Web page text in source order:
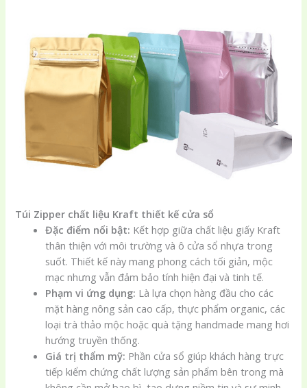
Túi Zipper chất liệu Kraft thiết kế cửa sổ
Đặc điểm nổi bật: Kết hợp giữa chất liệu giấy Kraft
thân thiện với môi trường và ô cửa sổ nhựa trong
suốt. Thiết kế này mang phong cách tối giản, mộc
mạc nhưng vẫn đảm bảo tính hiện đại và tinh tế.
Phạm vi ứng dụng: Là lựa chọn hàng đầu cho các
mặt hàng nông sản cao cấp, thực phẩm organic, các
loại trà thảo mộc hoặc quà tặng handmade mang hơi
hướng truyền thống.
Giá trị thẩm mỹ: Phần cửa sổ giúp khách hàng trực
tiếp kiểm chứng chất lượng sản phẩm bên trong mà